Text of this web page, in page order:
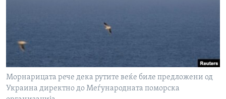
Морнарицата рече дека рутите веќе биле предложени од
Украина директно до Меѓународната поморска